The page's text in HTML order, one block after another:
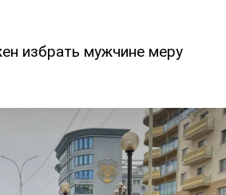
избрать мужчине меру